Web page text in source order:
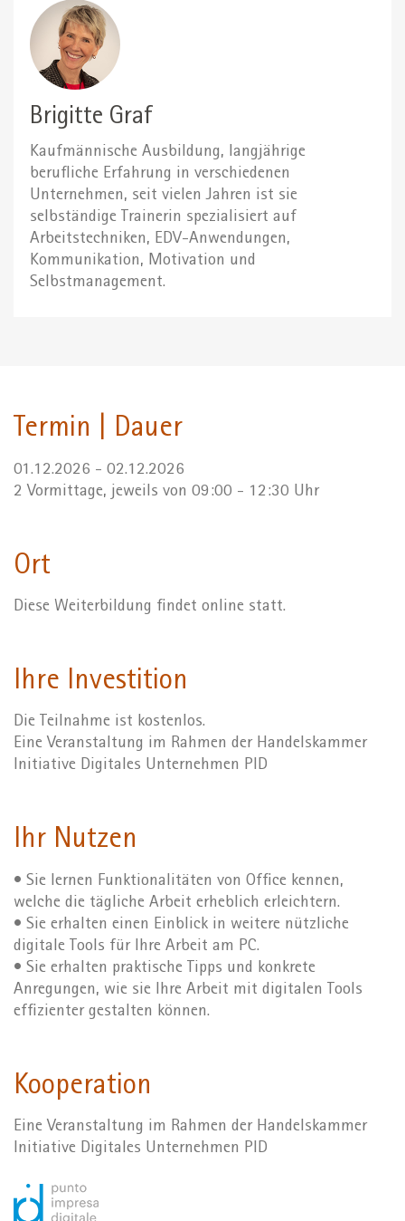
Brigitte Graf
Kaufmännische Ausbildung, langjährige
berufliche Erfahrung in verschiedenen
Unternehmen, seit vielen Jahren ist sie
selbständige Trainerin spezialisiert auf
Arbeitstechniken, EDV-Anwendungen,
Kommunikation, Motivation und
Selbstmanagement.
Termin | Dauer
01.12.2026 - 02.12.2026
2 Vormittage, jeweils von 09:00 - 12:30 Uhr
Ort
Diese Weiterbildung findet online statt.
Ihre Investition
Die Teilnahme ist kostenlos.
Eine Veranstaltung im Rahmen der Handelskammer
Initiative Digitales Unternehmen PID
Ihr Nutzen
• Sie lernen Funktionalitäten von Office kennen,
welche die tägliche Arbeit erheblich erleichtern.
• Sie erhalten einen Einblick in weitere nützliche
digitale Tools für Ihre Arbeit am PC.
• Sie erhalten praktische Tipps und konkrete
Anregungen, wie sie Ihre Arbeit mit digitalen Tools
effizienter gestalten können.
Kooperation
Eine Veranstaltung im Rahmen der Handelskammer
Initiative Digitales Unternehmen PID